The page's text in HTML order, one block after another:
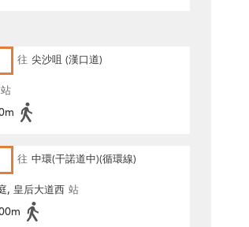
往 尖沙咀 (漢口道)
站
往 中環(干諾道中)(循環線)
, 皇后大道西 站